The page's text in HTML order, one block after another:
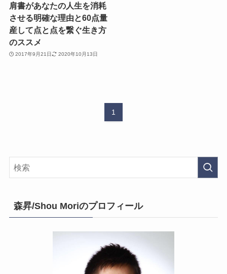
肩書があなたの人生を消耗
させる明確な理由と60点量
産して点と点を繋ぐ生き方
のススメ
2017年9月21日 2020年10月13日
1
森昇/Shou Moriのプロフィール